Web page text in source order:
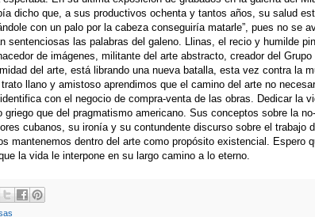
dicho que, a sus productivos ochenta y tantos años, su salud
con un palo por la cabeza conseguiría matarle”, pues no se
sentenciosas las palabras del galeno. Llinas, el recio y humilde
de imágenes, militante del arte abstracto, creador del
del arte, está librando una nueva batalla, esta vez contra la
llano y amistoso aprendimos que el camino del arte no
con el negocio de compra-venta de las obras. Dedicar la
griego que del pragmatismo americano. Sus conceptos sobre la
cubanos, su ironía y su contundente discurso sobre el trabajo
mantenemos dentro del arte como propósito existencial. Espero
la vida le interpone en su largo camino a lo eterno.